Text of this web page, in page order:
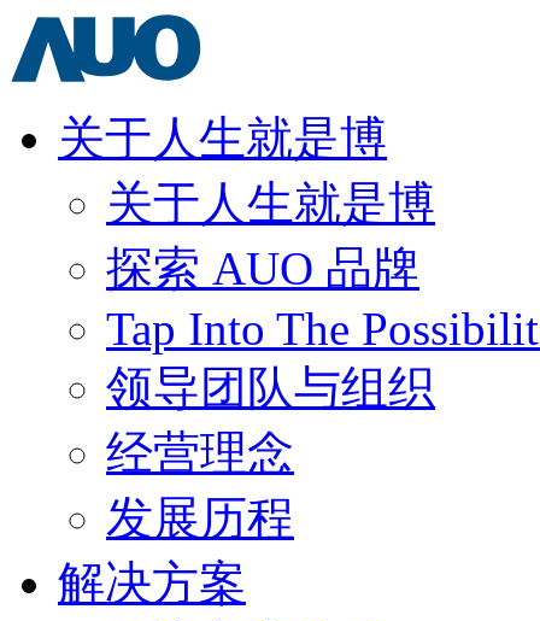
关于人生就是博
关于人生就是博
探索 AUO 品牌
Tap Into The
领导团队与组织
经营理念
发展历程
解决方案